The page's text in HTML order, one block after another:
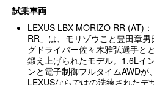
試乗車両
LEXUS LBX MORIZO RR (AT)
RR」は、モリゾウこと豊田章
グドライバー佐々木雅弘選手と
鍛え上げられたモデル。1.6Lイ
ンと電子制御フルタイムAWDが
LEXUSならではの洗練されたデ